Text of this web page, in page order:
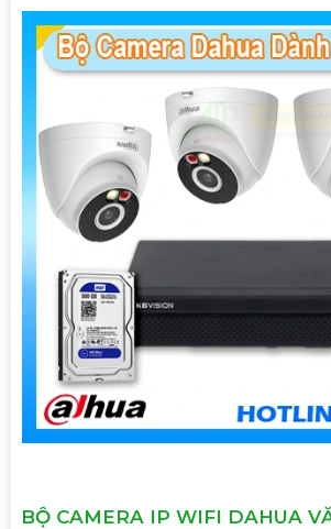
BỘ CAMERA IP WIFI DAHUA